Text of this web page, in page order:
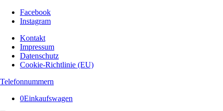
Facebook
Instagram
Kontakt
Impressum
Datenschutz
Cookie-Richtlinie (EU)
Telefonnummern
0Einkaufswagen